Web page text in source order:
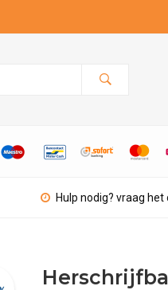
Hulp nodig? vraag